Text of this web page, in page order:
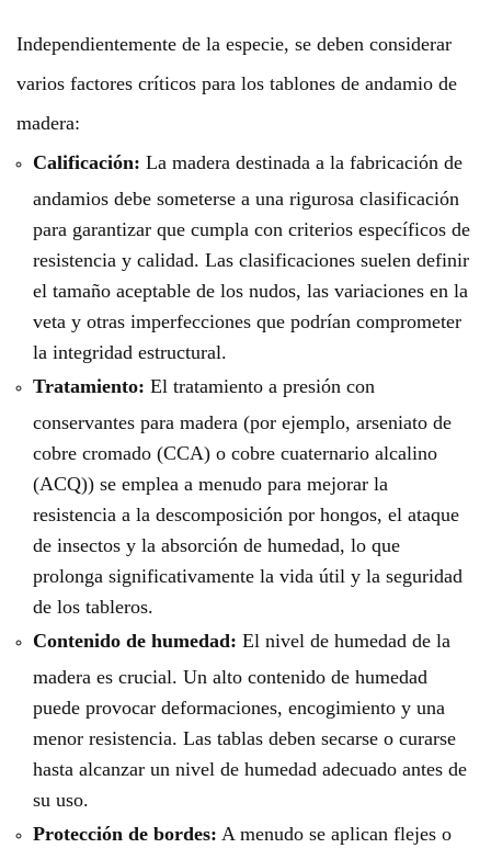
Independientemente de la especie, se deben considerar
varios factores críticos para los tablones de andamio de
madera:
Calificación: La madera destinada a la fabricación de
andamios debe someterse a una rigurosa clasificación
para garantizar que cumpla con criterios específicos de
resistencia y calidad. Las clasificaciones suelen definir
el tamaño aceptable de los nudos, las variaciones en la
veta y otras imperfecciones que podrían comprometer
la integridad estructural.
Tratamiento: El tratamiento a presión con
conservantes para madera (por ejemplo, arseniato de
cobre cromado (CCA) o cobre cuaternario alcalino
(ACQ)) se emplea a menudo para mejorar la
resistencia a la descomposición por hongos, el ataque
de insectos y la absorción de humedad, lo que
prolonga significativamente la vida útil y la seguridad
de los tableros.
Contenido de humedad: El nivel de humedad de la
madera es crucial. Un alto contenido de humedad
puede provocar deformaciones, encogimiento y una
menor resistencia. Las tablas deben secarse o curarse
hasta alcanzar un nivel de humedad adecuado antes de
su uso.
Protección de bordes: A menudo se aplican flejes o